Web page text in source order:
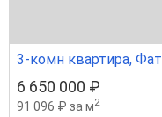
3-комн квартира,
6 650 000 ₽
91 096 ₽ за м2